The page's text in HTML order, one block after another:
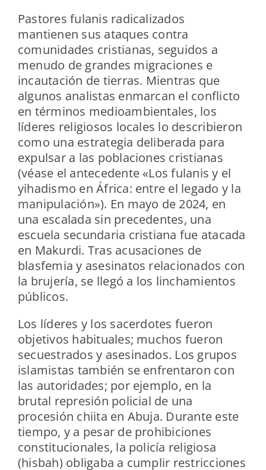
Pastores fulanis radicalizados
mantienen sus ataques contra
comunidades cristianas, seguidos a
menudo de grandes migraciones e
incautación de tierras. Mientras que
algunos analistas enmarcan el conflicto
en términos medioambientales, los
líderes religiosos locales lo describieron
como una estrategia deliberada para
expulsar a las poblaciones cristianas
(véase el antecedente «Los fulanis y el
yihadismo en África: entre el legado y la
manipulación»). En mayo de 2024, en
una escalada sin precedentes, una
escuela secundaria cristiana fue atacada
en Makurdi. Tras acusaciones de
blasfemia y asesinatos relacionados con
la brujería, se llegó a los linchamientos
públicos.
Los líderes y los sacerdotes fueron
objetivos habituales; muchos fueron
secuestrados y asesinados. Los grupos
islamistas también se enfrentaron con
las autoridades; por ejemplo, en la
brutal represión policial de una
procesión chiita en Abuja. Durante este
tiempo, y a pesar de prohibiciones
constitucionales, la policía religiosa
(hisbah) obligaba a cumplir restricciones